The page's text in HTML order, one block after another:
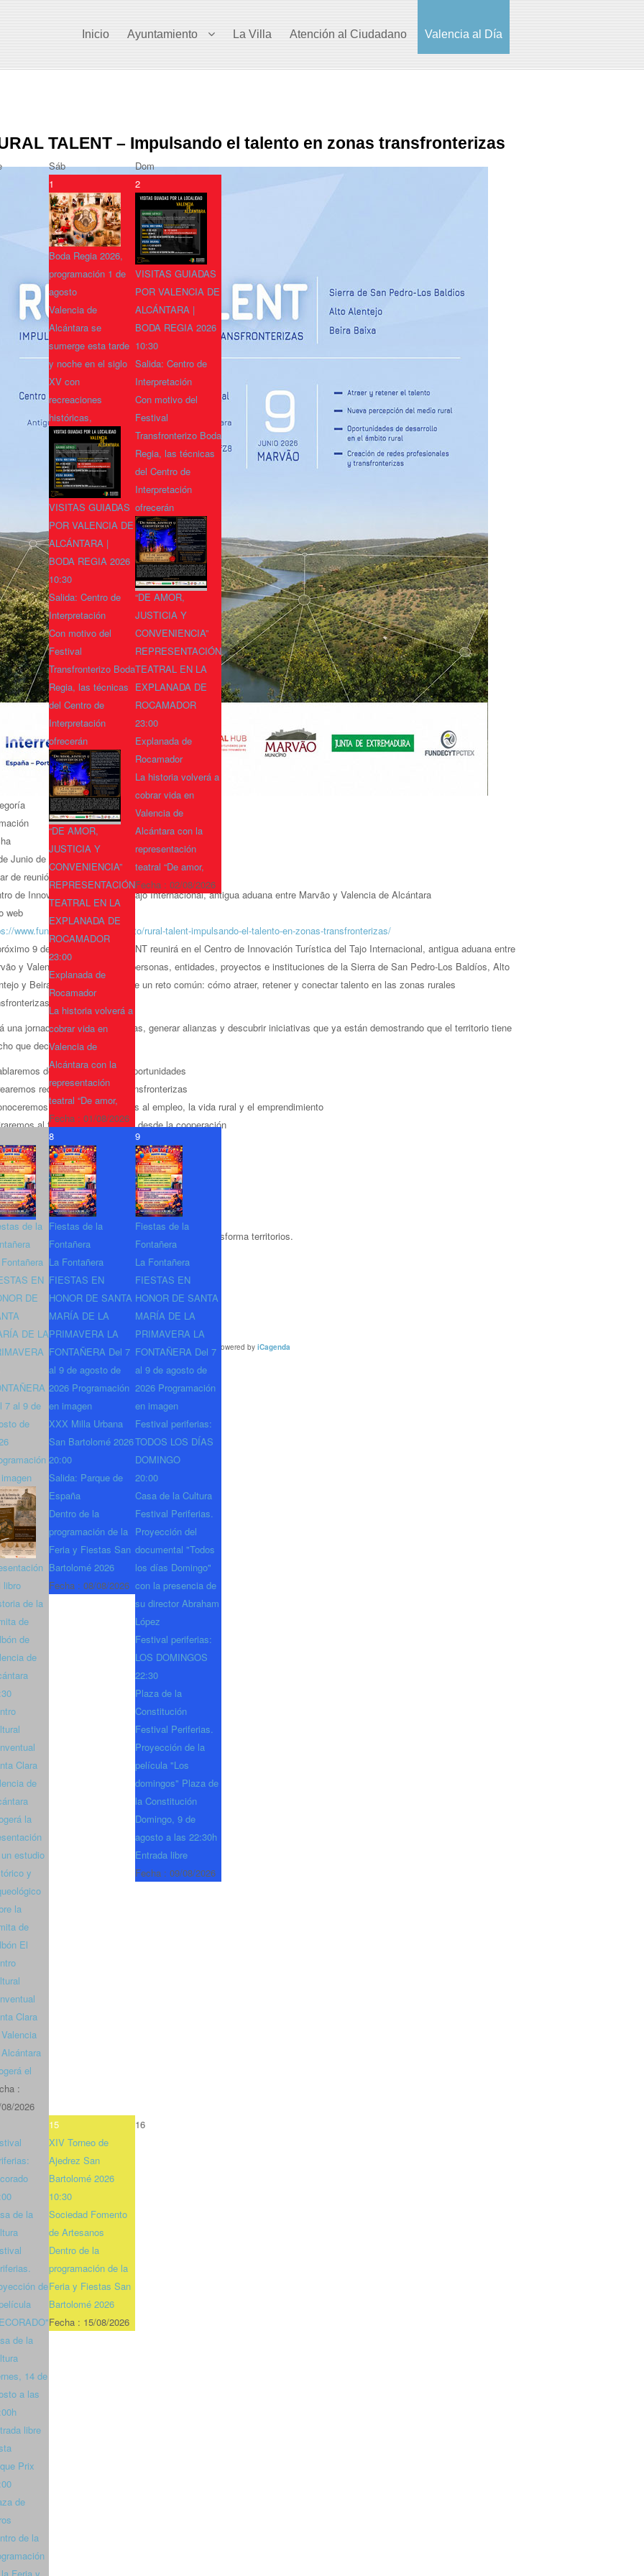
Inicio Ayuntamiento La Villa Atención al Ciudadano Valencia al Día
Sáb
Dom
1
Boda Regia 2026,
programación 1 de
agosto
Valencia de
Alcántara se
sumerge esta tarde
y noche en el siglo
XV con
recreaciones
históricas,
VISITAS GUIADAS
POR VALENCIA DE
ALCÁNTARA |
BODA REGIA 2026
10:30
Salida: Centro de
Interpretación
Con motivo del
Festival
Transfronterizo Boda
Regia, las técnicas
del Centro de
Interpretación
ofrecerán
“DE AMOR,
JUSTICIA Y
CONVENIENCIA”
REPRESENTACIÓN
TEATRAL EN LA
EXPLANADA DE
ROCAMADOR
23:00
Explanada de
Rocamador
La historia volverá a
cobrar vida en
Valencia de
Alcántara con la
representación
teatral “De amor,
Fecha : 01/08/2026
2
VISITAS GUIADAS
POR VALENCIA DE
ALCÁNTARA |
BODA REGIA 2026
10:30
Salida: Centro de
Interpretación
Con motivo del
Festival
Transfronterizo Boda
Regia, las técnicas
del Centro de
Interpretación
ofrecerán
“DE AMOR,
JUSTICIA Y
CONVENIENCIA”
REPRESENTACIÓN
TEATRAL EN LA
EXPLANADA DE
ROCAMADOR
23:00
Explanada de
Rocamador
La historia volverá a
cobrar vida en
Valencia de
Alcántara con la
representación
teatral “De amor,
Fecha : 02/08/2026
de la
EN
DE
DE LA
7 al 9 de
de
libro
de la
de
de
de
Clara
de
la
estudio
y
la
de
El
Clara
el
:
2026
8
Fiestas de la
Fontañera
La Fontañera
FIESTAS EN
HONOR DE SANTA
MARÍA DE LA
PRIMAVERA LA
FONTAÑERA Del 7
al 9 de agosto de
2026 Programación
en imagen
XXX Milla Urbana
San Bartolomé 2026
20:00
Salida: Parque de
España
Dentro de la
programación de la
Feria y Fiestas San
Bartolomé 2026
Fecha : 08/08/2026
9
Fiestas de la
Fontañera
La Fontañera
FIESTAS EN
HONOR DE SANTA
MARÍA DE LA
PRIMAVERA LA
FONTAÑERA Del 7
al 9 de agosto de
2026 Programación
en imagen
Festival periferias:
TODOS LOS DÍAS
DOMINGO
20:00
Casa de la Cultura
Festival Periferias.
Proyección del
documental "Todos
los días Domingo"
con la presencia de
su director Abraham
López
Festival periferias:
LOS DOMINGOS
22:30
Plaza de la
Constitución
Festival Periferias.
Proyección de la
película "Los
domingos" Plaza de
la Constitución
Domingo, 9 de
agosto a las 22:30h
Entrada libre
Fecha : 09/08/2026
de la
de
de la
14 de
a las
libre
Prix
de
de la
15
XIV Torneo de
Ajedrez San
Bartolomé 2026
10:30
Sociedad Fomento
de Artesanos
Dentro de la
programación de la
Feria y Fiestas San
Bartolomé 2026
Fecha : 15/08/2026
16
TALENT – Impulsando el talento en zonas transfronterizas
Junio de 2026
de reunión
de Innovación Turística del Tajo Internacional, antigua aduana entre Marvão y Valencia de Alcántara
web
www.fundecyt-pctex.es/evento/rural-talent-impulsando-el-talento-en-zonas-transfronterizas/
9 de junio, RURAL TALENT reunirá en el Centro de Innovación Turística del Tajo Internacional, antigua aduana entre
y Valencia de Alcántara, a personas, entidades, proyectos e instituciones de la Sierra de San Pedro-Los Baldíos, Alto
y Beira Baixa para hablar de un reto común: cómo atraer, retener y conectar talento en las zonas rurales
una jornada para compartir ideas, generar alianzas y descubrir iniciativas que ya están demostrando que el territorio tiene
que decir.
de talento y nuevas oportunidades
redes profesionales transfronterizas
proyectos vinculados al empleo, la vida rural y el emprendimiento
al futuro del medio rural desde la cooperación
de Innovación Turística del Tajo Internacional
junio de 2026
h Portugal / 10:30 h España
el programa e inscríbete
aquí
el talento rural existe. Y cuando se conecta, transforma territorios.
las fechas
09 de Junio de 202610:30
Powered by iCagenda